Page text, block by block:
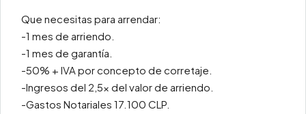
Que necesitas para arrendar:
-1 mes de arriendo.
-1 mes de garantía.
-50% + IVA por concepto de corretaje.
-Ingresos del 2,5x del valor de arriendo.
-Gastos Notariales 17.100 CLP.